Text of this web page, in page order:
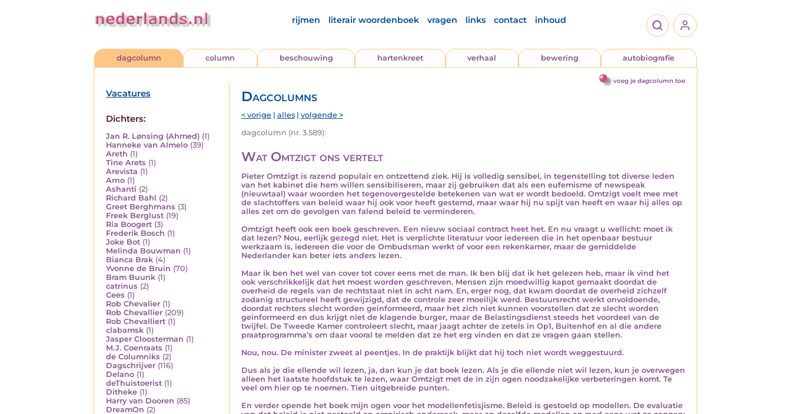
rijmen literair woordenboek vragen links contact inhoud
dagcolumn column beschouwing hartenkreet verhaal bewering autobiografie
voeg je dagcolumn toe
Vacatures
Dichters:
Jan R. Lønsing (Ahmed) (1)
Hanneke van Almelo (39)
Areth (1)
Tine Arets (1)
Arevista (1)
Arno (1)
Ashanti (2)
Richard Bahl (2)
Greet Berghmans (3)
Freek Berglust (19)
Ria Boogert (3)
Frederik Bosch (1)
Joke Bot (1)
Melinda Bouwman (1)
Bianca Brak (4)
Yvonne de Bruin (70)
Bram Buunk (1)
catrinus (2)
Cees (1)
Rob Chevalier (1)
Rob Chevallier (209)
Rob Chevalliert (1)
clabamsk (1)
Jasper Cloosterman (1)
M.J. Coenraats (1)
de Columniks (2)
Dagschrijver (116)
Delano (1)
deThuistoerist (1)
Ditheke (1)
Harry van Dooren (85)
DreamOn (2)
Dagcolumns
< vorige| alles| volgende >
dagcolumn (nr. 3.589):
Wat Omtzigt ons vertelt
Pieter Omtzigt is razend populair en ontzettend ziek. Hij is volledig sensibel, in tegenstelling tot diverse leden
van het kabinet die hem willen sensibiliseren, maar zij gebruiken dat als een eufemisme of newspeak
(nieuwtaal) waar woorden het tegenovergestelde betekenen van wat er wordt bedoeld. Omtzigt voelt mee met
de slachtoffers van beleid waar hij ook voor heeft gestemd, maar waar hij nu spijt van heeft en waar hij alles op
alles zet om de gevolgen van falend beleid te verminderen.
Omtzigt heeft ook een boek geschreven. Een nieuw sociaal contract heet het. En nu vraagt u wellicht: moet ik
dat lezen? Nou, eerlijk gezegd niet. Het is verplichte literatuur voor iedereen die in het openbaar bestuur
werkzaam is, iedereen die voor de Ombudsman werkt of voor een rekenkamer, maar de gemiddelde
Nederlander kan beter iets anders lezen.
Maar ik ben het wel van cover tot cover eens met de man. Ik ben blij dat ik het gelezen heb, maar ik vind het
ook verschrikkelijk dat het moest worden geschreven. Mensen zijn moedwillig kapot gemaakt doordat de
overheid de regels van de rechtstaat niet in acht nam. En, erger nog, dat kwam doordat de overheid zichzelf
zodanig structureel heeft gewijzigd, dat de controle zeer moeilijk werd. Bestuursrecht werkt onvoldoende,
doordat rechters slecht worden geïnformeerd, maar het zich niet kunnen voorstellen dat ze slecht worden
geïnformeerd en dus krijgt niet de klagende burger, maar de Belastingsdienst steeds het voordeel van de
twijfel. De Tweede Kamer controleert slecht, maar jaagt achter de zetels in Op1, Buitenhof en al die andere
praatprogramma’s om daar vooral te melden dat ze het erg vinden en dat ze vragen gaan stellen.
Nou, nou. De minister zweet al peentjes. In de praktijk blijkt dat hij toch niet wordt weggestuurd.
Dus als je die ellende wil lezen, ja, dan kun je dat boek lezen. Als je die ellende niet wil lezen, kun je overwegen
alleen het laatste hoofdstuk te lezen, waar Omtzigt met de in zijn ogen noodzakelijke verbeteringen komt. Te
veel om hier op te noemen. Tien uitgebreide punten.
En verder opende het boek mijn ogen voor het modellenfetisjisme. Beleid is gestoeld op modellen. De evaluatie